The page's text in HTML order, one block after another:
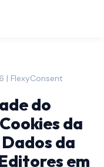
| FlexyConsent
do
da
da
em